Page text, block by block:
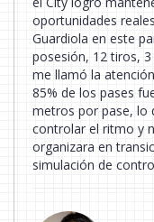
oportunidades
Guardiola en este
posesión, 12 tiros,
me llamó la
85% de los pases
metros por pase, lo
controlar el ritmo y
organizara en
simulación de